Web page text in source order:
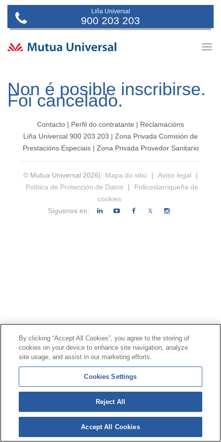
Liña Universal
900 203 203
Non é posible inscribirse.
Foi cancelado.
Contacto | Perfil do contratante | Reclamacións
Liña Universal 900 203 203 | Zona Privada Comisión de
Prestacións Especiais | Zona Privada Provedor Sanitario
© Mutua Universal 2026| Mapa do sitio | Aviso legal
|
Política de Protección de Datos
|
Policostarriqueña de
cookies
Síguenos en:
X
By clicking “Accept All Cookies”, you agree to the storing of
cookies on your device to enhance site navigation, analyze
site usage, and assist in our marketing efforts.
Cookies Settings
Reject All
Accept All Cookies